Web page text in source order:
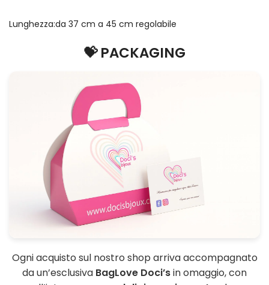
Lunghezza:da 37 cm a 45 cm regolabile
💝 PACKAGING
Ogni acquisto sul nostro shop arriva accompagnato
da un’esclusiva BagLove Doci’sin omaggio, con